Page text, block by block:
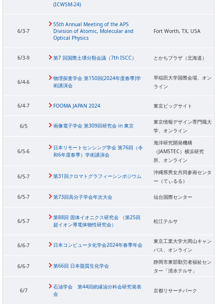
(ICWSM-24)
6/3-7
55th Annual Meeting of the APS
Division of Atomic, Molecular and
Optical Physics
Fort Worth, TX, USA
6/3-9 第7 回国際土壌分類会議（7th ISCC） とかちプラザ（北海道）
6/4-6
物理探査学会 第150回(2024年度春季)学
術講演会
早稲田大学国際会場、オン
ライン
6/4-7 FOOMA JAPAN 2024 東京ビッグサイト
6/5 画像電子学会 第309回研究会 in 東京
東京情報デザイン専⾨職⼤
学、オンライン
6/5-6
日本リモートセンシング学会 第76回（令
和6年度春季）学術講演会
海洋研究開発機構
（JAMSTEC）横浜研究
所、オンライン
6/5-7 第31回クロマトグラフィーシンポジウム
沖縄県男女共同参画センタ
ー（てぃるる）
6/5-7 第73回高分子学会年次大会 仙台国際センター
6/5-7
第88回 固体イオニクス研究会 （第25回
超イオン導電体物性研究会）
松江テルサ
6/6-7 日本コンピュータ化学会2024年春季年会
東京工業大学大岡山キャン
パス、オンライン
6/6-7 第66回 日本脂質生化学会
静岡市東部勤労者福祉セン
ター「清水テルサ」
6/7
石油学会 第44回絶縁油分科会研究発表
会
京都リサーチパーク